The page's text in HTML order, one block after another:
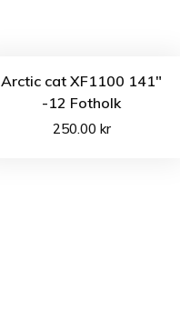
Arctic cat XF1100 141″
-12 Fotholk
250.00 kr